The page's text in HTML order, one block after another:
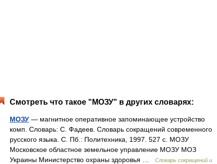
Смотреть что такое "МОЗУ" в других словарях:
МОЗУ — магнитное оперативное запоминающее устройство
комп. Словарь: С. Фадеев. Словарь сокращений современного
русского языка. С. Пб.: Политехника, 1997. 527 с. МОЗУ
Московское областное земельное управление МОЗУ МОЗ
Украины Министерство охраны здоровья …
Словарь сокращений и